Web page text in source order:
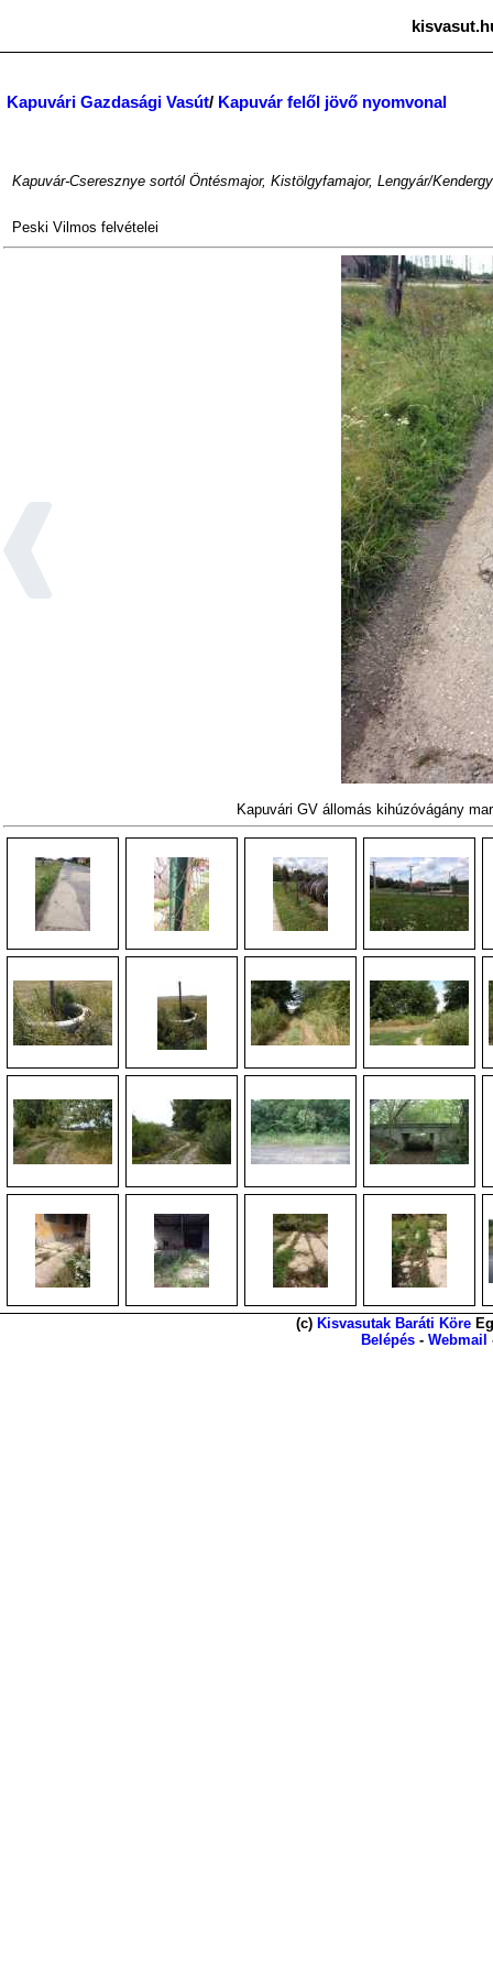
Kapuvári Gazdasági Vasút/ Kapuvár felől jövő nyomvonal
Kapuvár-Cseresznye sortól Öntésmajor, Kistölgyfamajor, Lengyár/
Peski Vilmos felvételei
Kapuvári GV állomás kihúzóvágány
(c) Kisvasutak Baráti Köre
Belépés - Webmail